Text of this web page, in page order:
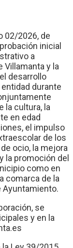
02/2026, de
inicial
a
y la
desarrollo
durante
la cultura, la
en edad
el impulso
de los
ocio, la mejora
la promoción del
como en
comarca de la
Ayuntamiento.
se
y en la